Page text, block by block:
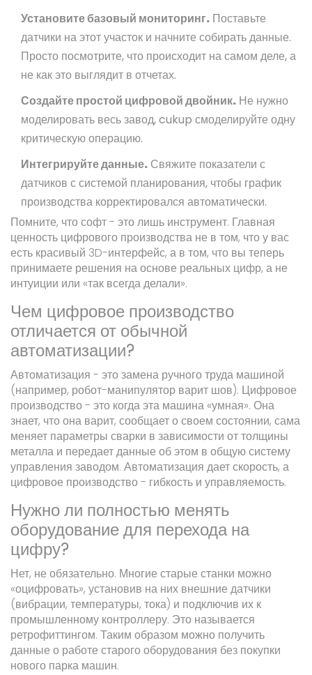
Установите базовый мониторинг. Поставьте
датчики на этот участок и начните собирать данные.
Просто посмотрите, что происходит на самом деле, а
не как это выглядит в отчетах.
Создайте простой цифровой двойник. Не нужно
моделировать весь завод, cukup смоделируйте одну
критическую операцию.
Интегрируйте данные. Свяжите показатели с
датчиков с системой планирования, чтобы график
производства корректировался автоматически.
Помните, что софт - это лишь инструмент. Главная
ценность цифрового производства не в том, что у вас
есть красивый 3D-интерфейс, а в том, что вы теперь
принимаете решения на основе реальных цифр, а не
интуиции или «так всегда делали».
Чем цифровое производство
отличается от обычной
автоматизации?
Автоматизация - это замена ручного труда машиной
(например, робот-манипулятор варит шов). Цифровое
производство - это когда эта машина «умная». Она
знает, что она варит, сообщает о своем состоянии, сама
меняет параметры сварки в зависимости от толщины
металла и передает данные об этом в общую систему
управления заводом. Автоматизация дает скорость, а
цифровое производство - гибкость и управляемость.
Нужно ли полностью менять
оборудование для перехода на
цифру?
Нет, не обязательно. Многие старые станки можно
«оцифровать», установив на них внешние датчики
(вибрации, температуры, тока) и подключив их к
промышленному контроллеру. Это называется
ретрофиттингом. Таким образом можно получить
данные о работе старого оборудования без покупки
нового парка машин.